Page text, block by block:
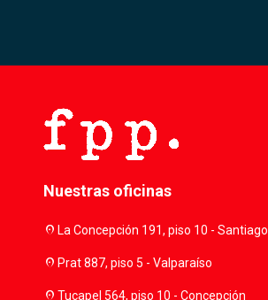
Nuestras oficinas
location_onLa Concepción 191, piso 10 - Santiago
location_onPrat 887, piso 5 - Valparaíso
location_onTucapel 564, piso 10 - Concepción